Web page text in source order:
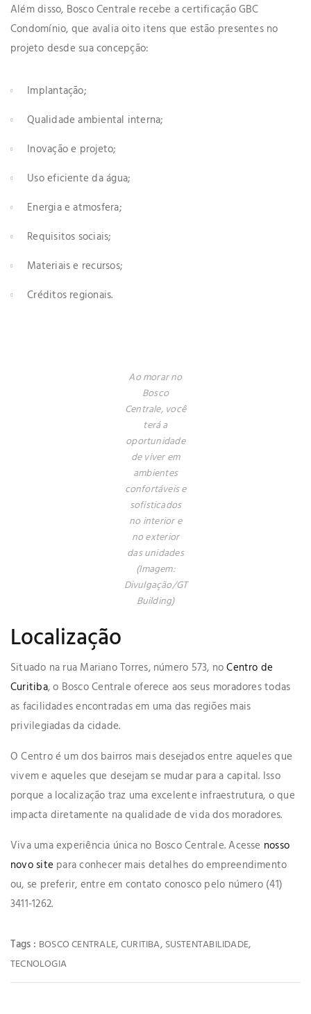
Além disso, Bosco Centrale recebe a certificação GBC
Condomínio, que avalia oito itens que estão presentes no
projeto desde sua concepção:
Implantação;
Qualidade ambiental interna;
Inovação e projeto;
Uso eficiente da água;
Energia e atmosfera;
Requisitos sociais;
Materiais e recursos;
Créditos regionais.
Ao morar no
Bosco
Centrale, você
terá a
oportunidade
de viver em
ambientes
confortáveis e
sofisticados
no interior e
no exterior
das unidades
(Imagem:
Divulgação/GT
Building)
Localização
Situado na rua Mariano Torres, número 573, noCentro de
Curitiba, o Bosco Centrale oferece aos seus moradores todas
as facilidades encontradas em uma das regiões mais
privilegiadas da cidade.
O Centro é um dos bairros mais desejados entre aqueles que
vivem e aqueles que desejam se mudar para a capital. Isso
porque a localização traz uma excelente infraestrutura, o que
impacta diretamente na qualidade de vida dos moradores.
Viva uma experiência única no Bosco Centrale. Acesse nosso
novo site para conhecer mais detalhes do empreendimento
ou, se preferir, entre em contato conosco pelo número (41)
3411-1262.
Tags : BOSCO CENTRALE,CURITIBA, SUSTENTABILIDADE,
TECNOLOGIA